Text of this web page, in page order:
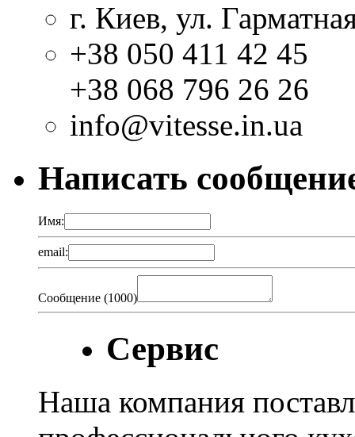
г. Киев, ул.
+38 050 411 42 45
+38 068 796 26 26
info@vitesse.in.ua
Написать
Имя:
email:
Сообщение (1000)
Сервис
Наша компания